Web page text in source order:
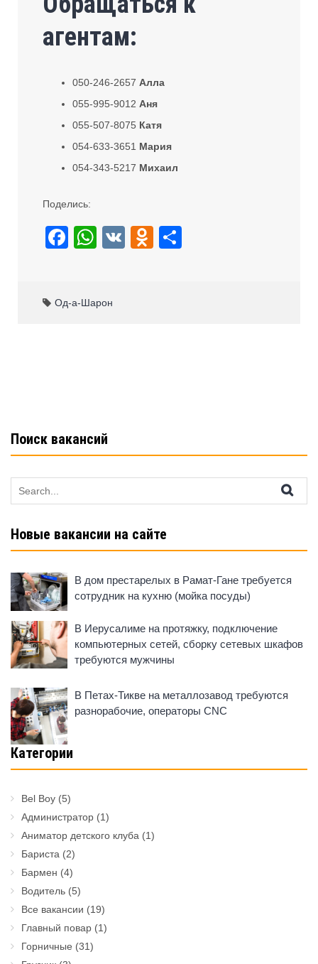
агентам:
050-246-2657 Алла
055-995-9012 Аня
055-507-8075 Катя
054-633-3651 Мария
054-343-5217 Михаил
Поделись:
F
e
W
s
V
O
Од-а-Шарон
Поиск вакансий
for:
Новые вакансии на сайте
В дом престарелых в Рамат-Гане требуется
сотрудник на кухню (мойка посуды)
В Иерусалиме на протяжку, подключение
компьютерных сетей, сборку сетевых шкафов
требуются мужчины
В Петах-Тикве на металлозавод требуются
разнорабочие, операторы CNC
Категории
Bel Boy (5)
Администратор (1)
Аниматор детского клуба (1)
Бариста (2)
Бармен (4)
Водитель (5)
Все вакансии (19)
Главный повар (1)
Горничные (31)